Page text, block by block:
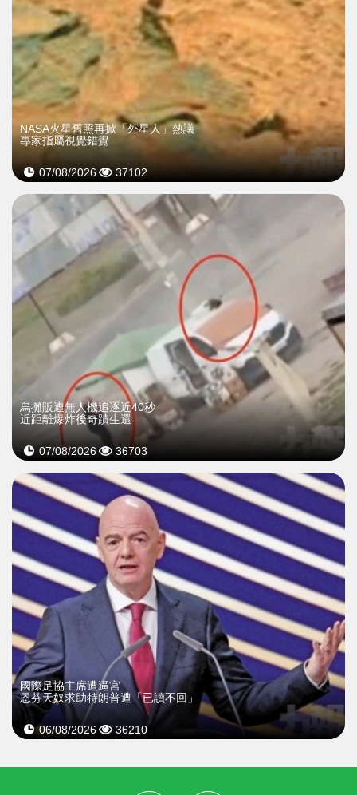
NASA火星舊照再掀「外星人」熱議
專家指屬視覺錯覺
07/08/2026 37102
烏攤販遭無人機追逐近40秒
近距離爆炸後奇蹟生還
07/08/2026 36703
國際足協主席遭逼宮
恩芬天奴求助特朗普遭「已讀不回」
06/08/2026 36210